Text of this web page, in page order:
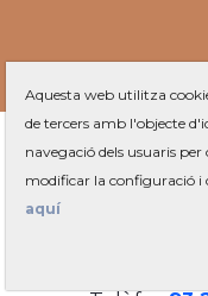
Plaça
Aquesta web utilitza
de tercers amb l'objecte
navegació dels usuaris
modificar la configuració i
aquí